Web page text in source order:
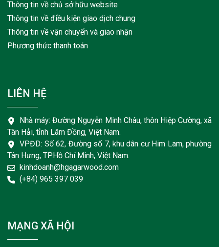
Thông tin về chủ sở hữu website
Thông tin về điều kiện giao dịch chung
Thông tin về vận chuyển và giao nhận
Phương thức thanh toán
LIÊN HỆ
Nhà máy: Đường Nguyễn Minh Châu, thôn Hiệp Cường, xã
Tân Hải, tỉnh Lâm Đồng, Việt Nam.
VPĐD: Số 62, Đường số 7, khu dân cư Him Lam, phường
Tân Hưng, TP.Hồ Chí Minh, Việt Nam.
kinhdoanh@hgagarwood.com
(+84) 965 397 039
MẠNG XÃ HỘI